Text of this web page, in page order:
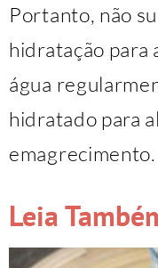
Portanto, não
hidratação para
água
hidratado para
emagrecimento.
Leia